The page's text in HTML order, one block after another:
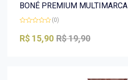
BONÉ PREMIUM MULTIMARCA
0
de
(0)
R$19,90
R$ 15,90